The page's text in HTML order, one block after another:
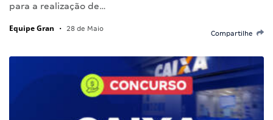
para a realização de…
Equipe Gran • 28 de Maio
Compartilhe